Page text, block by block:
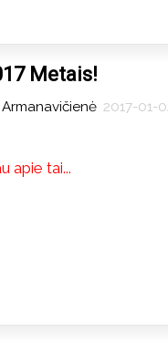
Metais!
2017-01-
apie tai...